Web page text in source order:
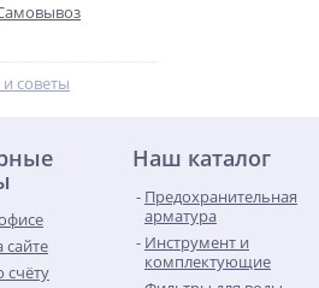
резьбовой
ВН никель UNI-
FITT
руб.
-68%
советы
сайте
счёту
Наш каталог
Предохранительная
арматура
Инструмент и
комплектующие